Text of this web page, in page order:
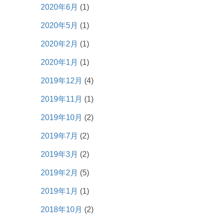
2020年6月 (1)
2020年5月 (1)
2020年2月 (1)
2020年1月 (1)
2019年12月 (4)
2019年11月 (1)
2019年10月 (2)
2019年7月 (2)
2019年3月 (2)
2019年2月 (5)
2019年1月 (1)
2018年10月 (2)